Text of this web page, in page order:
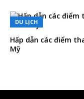
DU LỊCH
Hấp dẫn các điểm
Mỹ